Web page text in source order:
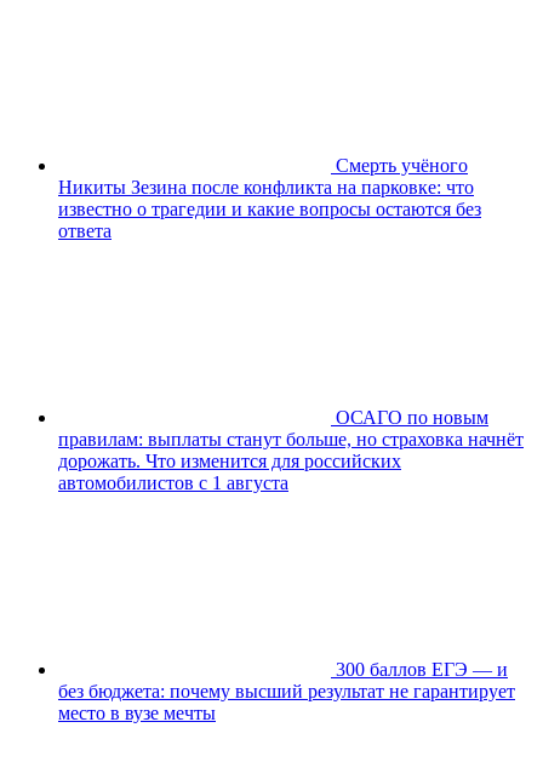
Смерть учёного
Никиты Зезина после конфликта на парковке: что
известно о трагедии и какие вопросы остаются без
ответа
ОСАГО по новым
правилам: выплаты станут больше, но страховка начнёт
дорожать. Что изменится для российских
автомобилистов с 1 августа
300 баллов ЕГЭ — и
без бюджета: почему высший результат не гарантирует
место в вузе мечты